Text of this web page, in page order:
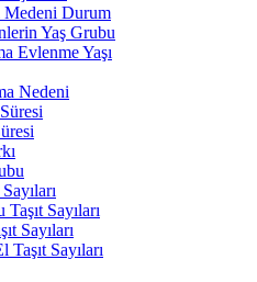
Medeni Durum
Yaş Grubu
Evlenme Yaşı
Nedeni
Sayıları
Sayıları
Sayıları